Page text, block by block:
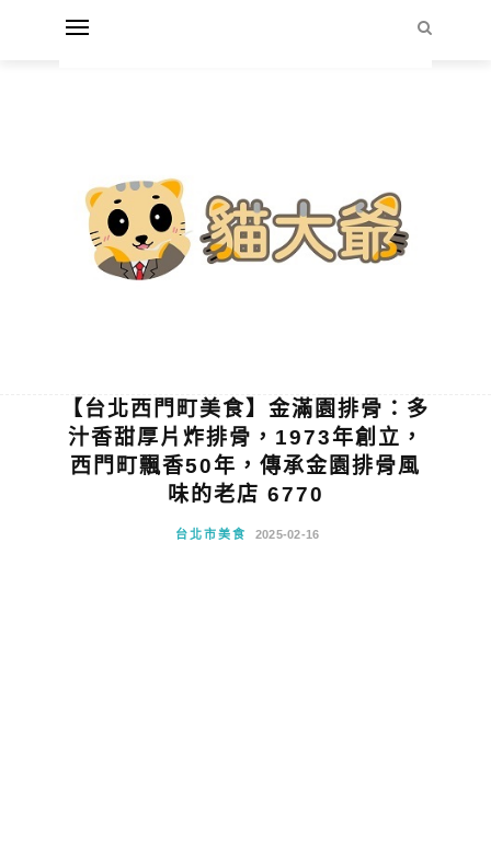
【台北西門町美食】金滿園排骨：多
汁香甜厚片炸排骨，1973年創立，
西門町飄香50年，傳承金園排骨風
味的老店 6770
台北市美食 2025-02-16